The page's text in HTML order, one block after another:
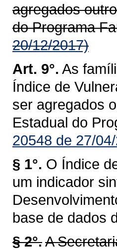
agregados
do Programa
20/12/2017)
Art. 9°. As
Índice de
ser agregados
Estadual do
20548 de 27/
§ 1°. O Índice
um indicador
base de dados
§ 2°.A